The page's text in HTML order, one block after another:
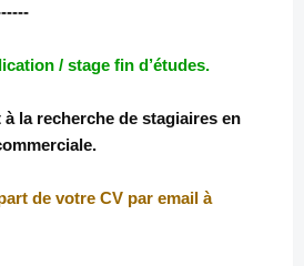
/ stage fin d’études.
la recherche de stagiaires en
de votre CV par email à